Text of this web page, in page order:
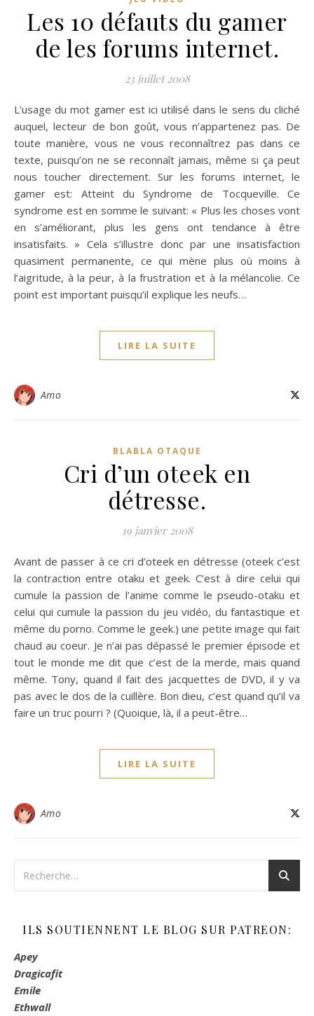
Les 10 défauts du gamer
de les forums internet.
23 juillet 2008
L’usage du mot gamer est ici utilisé dans le sens du cliché
auquel, lecteur de bon goût, vous n’appartenez pas. De
toute manière, vous ne vous reconnaîtrez pas dans ce
texte, puisqu’on ne se reconnaît jamais, même si ça peut
nous toucher directement. Sur les forums internet, le
gamer est: Atteint du Syndrome de Tocqueville. Ce
syndrome est en somme le suivant: « Plus les choses vont
en s’améliorant, plus les gens ont tendance à être
insatisfaits. » Cela s’illustre donc par une insatisfaction
quasiment permanente, ce qui mène plus où moins à
l’aigritude, à la peur, à la frustration et à la mélancolie. Ce
point est important puisqu’il explique les neufs…
LIRE LA SUITE
Amo
BLABLA OTAQUE
Cri d’un oteek en
détresse.
19 janvier 2008
Avant de passer à ce cri d’oteek en détresse (oteek c’est
la contraction entre otaku et geek. C’est à dire celui qui
cumule la passion de l’anime comme le pseudo-otaku et
celui qui cumule la passion du jeu vidéo, du fantastique et
même du porno. Comme le geek.) une petite image qui fait
chaud au coeur. Je n’ai pas dépassé le premier épisode et
tout le monde me dit que c’est de la merde, mais quand
même. Tony, quand il fait des jacquettes de DVD, il y va
pas avec le dos de la cuillère. Bon dieu, c’est quand qu’il va
faire un truc pourri ? (Quoique, là, il a peut-être…
LIRE LA SUITE
Amo
ILS SOUTIENNENT LE BLOG SUR PATREON:
Apey
Dragicafit
Emile
Ethwall